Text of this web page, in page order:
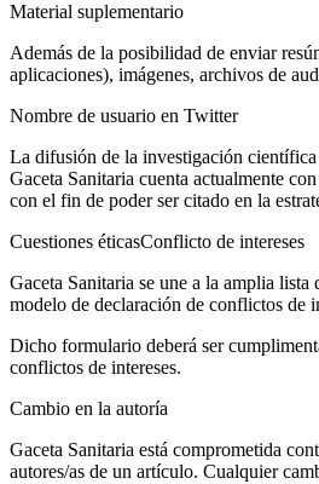
Material suplementario
Además de la posibilidad de enviar
aplicaciones), imágenes, archivos de
Nombre de usuario en Twitter
La difusión de la investigación científica
Gaceta Sanitaria cuenta actualmente
con el fin de poder ser citado en la
Cuestiones éticasConflicto de intereses
Gaceta Sanitaria se une a la amplia lista
modelo de declaración de conflictos de
Dicho formulario deberá ser
conflictos de intereses.
Cambio en la autoría
Gaceta Sanitaria está comprometida
autores/as de un artículo. Cualquier